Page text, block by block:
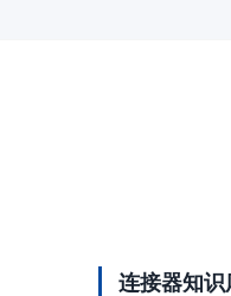
连接器知识